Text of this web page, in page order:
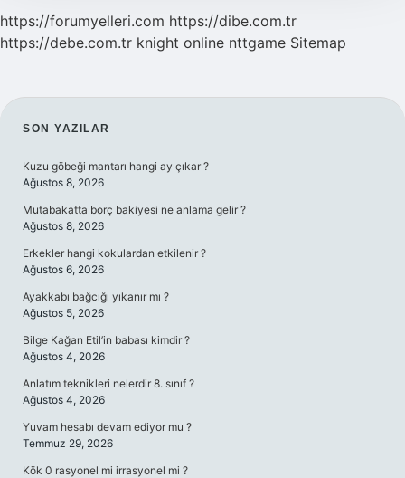
https://forumyelleri.com https://dibe.com.tr
https://debe.com.tr knight online nttgame Sitemap
SIDEBAR
SON YAZILAR
Kuzu göbeği mantarı hangi ay çıkar ?
Ağustos 8, 2026
Mutabakatta borç bakiyesi ne anlama gelir ?
Ağustos 8, 2026
Erkekler hangi kokulardan etkilenir ?
Ağustos 6, 2026
Ayakkabı bağcığı yıkanır mı ?
Ağustos 5, 2026
Bilge Kağan Etil’in babası kimdir ?
Ağustos 4, 2026
Anlatım teknikleri nelerdir 8. sınıf ?
Ağustos 4, 2026
Yuvam hesabı devam ediyor mu ?
Temmuz 29, 2026
Kök 0 rasyonel mi irrasyonel mi ?